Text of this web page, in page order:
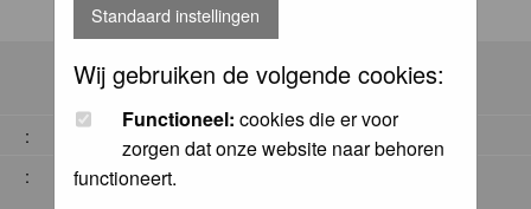
Standaard instellingen
Wij gebruiken de volgende cookies:
Functioneel: cookies die er voor
zorgen dat onze website naar behoren
functioneert.
:
: